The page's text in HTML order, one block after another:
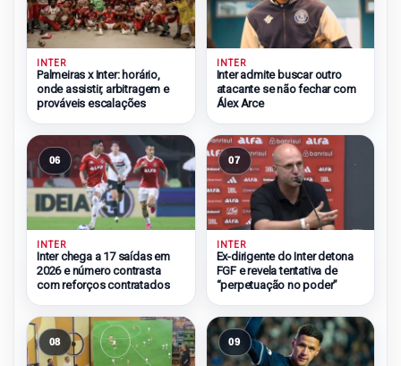
INTER
Palmeiras x Inter: horário,
onde assistir, arbitragem e
prováveis escalações
INTER
Inter admite buscar outro
atacante se não fechar com
Álex Arce
06
INTER
Inter chega a 17 saídas em
2026 e número contrasta
com reforços contratados
07
INTER
Ex-dirigente do Inter detona
FGF e revela tentativa de
“perpetuação no poder”
08 09